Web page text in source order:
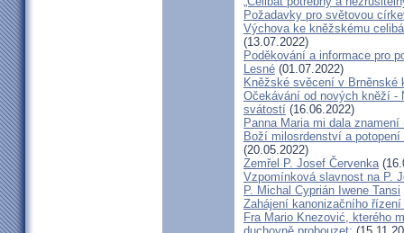
Požadavky pro světovou
Výchova ke kněžskému
(13.07.2022)
Poděkování a informace pro
Lesné (01.07.2022)
Kněžské svěcení v Brněnské
Očekávání od nových kněží -
svátostí (16.06.2022)
Panna Maria mi dala
Boží milosrdenství a
(20.05.2022)
Zemřel P. Josef Červenka
Vzpomínková slavnost na P.
P. Michal Cyprián Iwene Tansi
Zahájení kanonizačního
Fra Mario Knezović, kterého